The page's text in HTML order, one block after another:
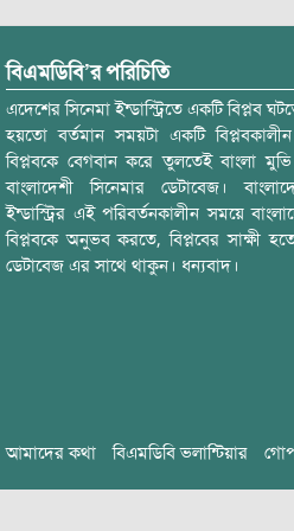
বিএমডিবি’র পরিচিতি
এদেশের সিনেমা ইন্ডাস্ট্রিতে একটি বিপ্লব
হয়তো বর্তমান সময়টা একটি
বিপ্লবকে বেগবান করে তুলতেই বাংলা
বাংলাদেশী সিনেমার ডেটাবেজ।
ইন্ডাস্ট্রির এই পরিবর্তনকালীন সময়ে
বিপ্লবকে অনুভব করতে, বিপ্লবের সাক্ষী
ডেটাবেজ এর সাথে থাকুন। ধন্যবাদ।
আমাদের কথা বিএমডিবি ভলান্টিয়ার